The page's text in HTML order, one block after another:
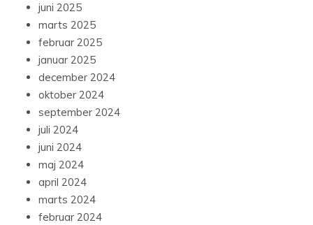
juni 2025
marts 2025
februar 2025
januar 2025
december 2024
oktober 2024
september 2024
juli 2024
juni 2024
maj 2024
april 2024
marts 2024
februar 2024